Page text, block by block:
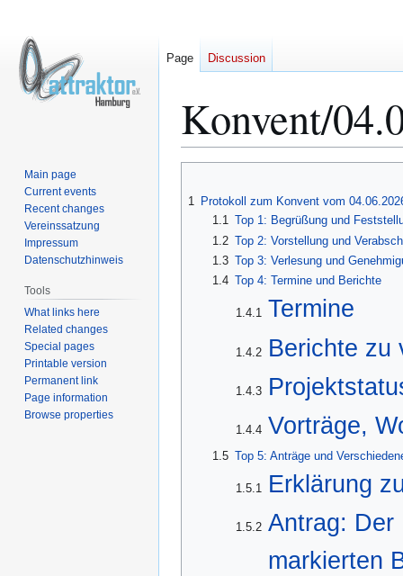
Konvent/
1 Protokoll zum Konvent vom
1.1 Top 1: Begrüßung und
1.2 Top 2: Vorstellung und
1.3 Top 3: Verlesung und
1.4 Top 4: Termine und Berichte
1.4.1 Termine
1.4.2 Berichte zu
1.4.3
1.4.4 Vorträge,
1.5 Top 5: Anträge und
1.5.1 Erklärung
1.5.2 Antrag: Der
markierten
Page Discussion
Main page
Current events
Recent changes
Vereinssatzung
Impressum
Datenschutzhinweis
Tools
What links here
Related changes
Special pages
Printable version
Permanent link
Page information
Browse properties